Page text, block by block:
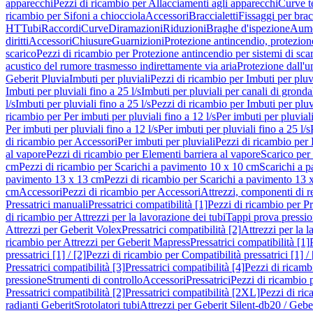
apparecchi Pezzi di ricambio per Allacciamenti agli apparecchiCurve
ricambio per Sifoni a chiocciolaAccessoriBraccialettiFissaggi per
HTTubiRaccordiCurveDiramazioniRiduzioniBraghe d'ispezione
dirittiAccessoriChiusureGuarnizioniProtezione antincendio,
scaricoPezzi di ricambio per Protezione antincendio per sistemi di
acustico del rumore trasmesso indirettamente via ariaProtezione
Geberit PluviaImbuti per pluvialiPezzi di ricambio per Imbuti per
Imbuti per pluviali fino a 25 l/sImbuti per pluviali per canali di gronda
l/sImbuti per pluviali fino a 25 l/sPezzi di ricambio per Imbuti per
ricambio per Per imbuti per pluviali fino a 12 l/sPer imbuti per
Per imbuti per pluviali fino a 12 l/sPer imbuti per pluviali fino a 25 l/s
di ricambio per AccessoriPer imbuti per pluvialiPezzi di ricambio
al vaporePezzi di ricambio per Elementi barriera al vaporeScarico
cmPezzi di ricambio per Scarichi a pavimento 10 x 10 cmScarichi a
pavimento 13 x 13 cmPezzi di ricambio per Scarichi a pavimento 13
cmAccessoriPezzi di ricambio per AccessoriAttrezzi, componenti di
Pressatrici manualiPressatrici compatibilità [1]Pezzi di ricambio per
di ricambio per Attrezzi per la lavorazione dei tubiTappi prova
Attrezzi per Geberit VolexPressatrici compatibilità [2]Attrezzi per la
ricambio per Attrezzi per Geberit MapressPressatrici compatibilità [1]
pressatrici [1] / [2]Pezzi di ricambio per Compatibilità pressatrici [1] /
Pressatrici compatibilità [3]Pressatrici compatibilità [4]Pezzi di
pressioneStrumenti di controlloAccessoriPressatriciPezzi di ricambio
Pressatrici compatibilità [2]Pressatrici compatibilità [2XL]Pezzi di
radianti GeberitSrotolatori tubiAttrezzi per Geberit Silent-db20 /